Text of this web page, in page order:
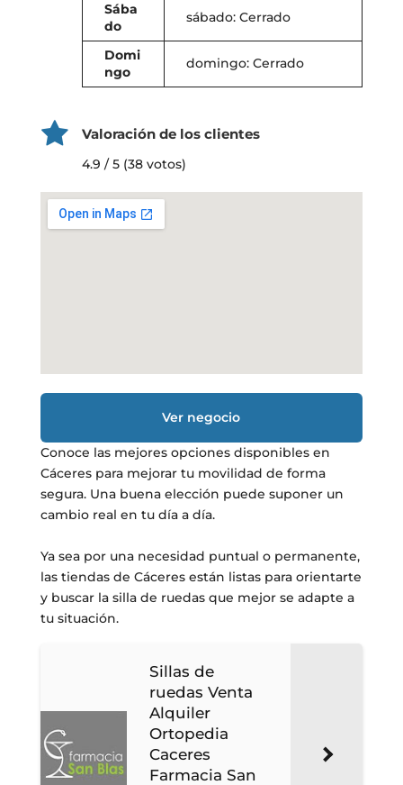
Sába
do
sábado: Cerrado
Domi
ngo
domingo: Cerrado
Valoración de los clientes
4.9 / 5 (38 votos)
Ver negocio
Conoce las mejores opciones disponibles en
Cáceres para mejorar tu movilidad de forma
segura. Una buena elección puede suponer un
cambio real en tu día a día.
Ya sea por una necesidad puntual o permanente,
las tiendas de Cáceres están listas para orientarte
y buscar la silla de ruedas que mejor se adapte a
tu situación.
Sillas de
ruedas Venta
Alquiler
Ortopedia
Caceres
Farmacia San